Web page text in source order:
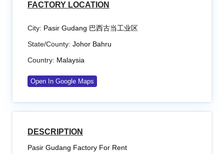
FACTORY LOCATION
City: Pasir Gudang 巴西古当工业区
State/County: Johor Bahru
Country: Malaysia
Open In Google Maps
DESCRIPTION
Pasir Gudang Factory For Rent